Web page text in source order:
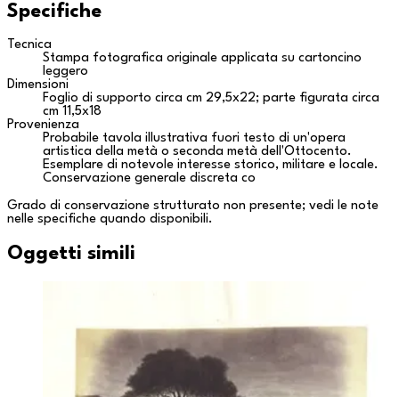
Specifiche
Tecnica
Stampa fotografica originale applicata su cartoncino
leggero
Dimensioni
Foglio di supporto circa cm 29,5x22; parte figurata circa
cm 11,5x18
Provenienza
Probabile tavola illustrativa fuori testo di un'opera
artistica della metà o seconda metà dell'Ottocento.
Esemplare di notevole interesse storico, militare e locale.
Conservazione generale discreta co
Grado di conservazione strutturato non presente; vedi le note
nelle specifiche quando disponibili.
Oggetti simili